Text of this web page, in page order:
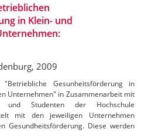
in Klein- und
2009
"Betriebliche Gesunheitsförderung in
Unternehmen" in Zusammenarbeit mit
und Studenten der Hochschule
mit den jeweiligen Unternehmen
Gesundheitsförderung. Diese werden